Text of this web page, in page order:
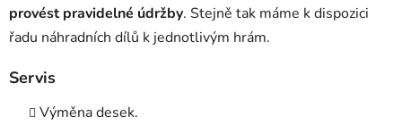
provést pravidelné údržby. Stejně tak máme k dispozici
řadu náhradních dílů k jednotlivým hrám.
Servis
Výměna desek.